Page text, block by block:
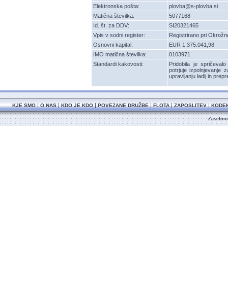
Elektronska pošta:
plovba@s-plovba.si
Matična številka:
5077168
Id. št. za DDV:
SI20321465
Vpis v sodni register:
Registrirano pri
Osnovni kapital:
EUR 1.375.041,98
IMO matična številka:
0103971
Standardi kakovosti:
Pridobila je
potrjuje izpolnjevanje
upravljanju ladij in
KJE SMO|O NAS|KDO JE KDO|POVEZANE DRUŽBE|FLOTA|ZAPOSLITEV|